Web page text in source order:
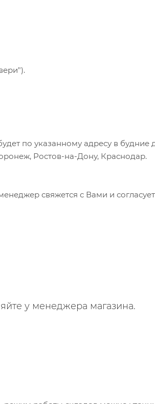
по указанному адресу в будние
Ростов-на-Дону, Краснодар.
свяжется с Вами и
у менеджера магазина.